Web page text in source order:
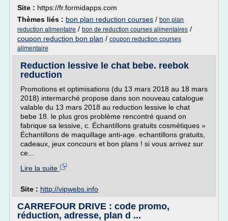
Site : https://fr.formidapps.com
Thèmes liés : bon plan reduction courses / bon plan
reduction alimentaire / bon de reduction courses alimentaires /
coupon reduction bon plan / coupon reduction courses
alimentaire
Reduction lessive le chat bebe. reebok
reduction
Promotions et optimisations (du 13 mars 2018 au 18 mars
2018) intermarché propose dans son nouveau catalogue
valable du 13 mars 2018 au reduction lessive le chat
bebe 18. le plus gros problème rencontré quand on
fabrique sa lessive, c. Échantillons gratuits cosmétiques »
Échantillons de maquillage anti-age. echantillons gratuits,
cadeaux, jeux concours et bon plans ! si vous arrivez sur
ce...
Lire la suite
Site : http://vipwebs.info
CARREFOUR DRIVE : code promo,
réduction, adresse, plan d ...